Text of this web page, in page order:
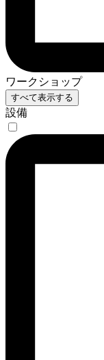
ワークショップ
すべて表示する
設備